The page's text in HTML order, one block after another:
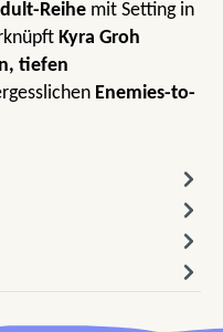
Reihe mit Setting in
Kyra Groh
tiefen
Enemies-to-